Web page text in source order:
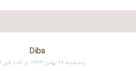
Diba
پنجشنبه ۲۹ بهمن ۱۳۸۳ در ۰:۰۶ قبل از ظهر